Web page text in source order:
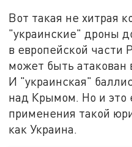
Вот такая не хитрая
"украинские" дроны
в европейской части
может быть атакован
И "украинская"
над Крымом. Но и
применения такой
как Украина.